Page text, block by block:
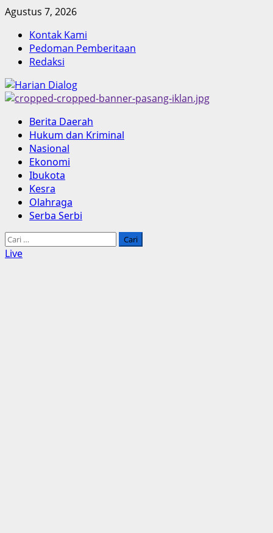
Skip
content
Agustus 7, 2026
Kontak Kami
Pedoman Pemberitaan
Redaksi
Primary
Menu
Berita Daerah
Hukum dan Kriminal
Nasional
Ekonomi
Ibukota
Kesra
Olahraga
Serba Serbi
Cari
untuk:
Live